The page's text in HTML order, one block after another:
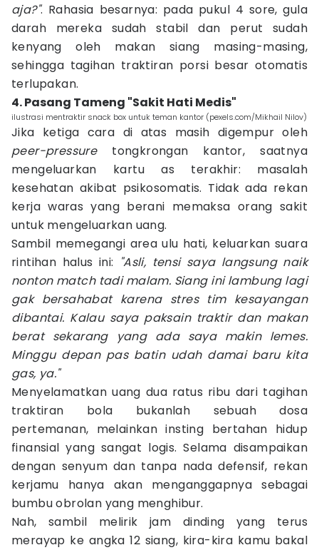
aja?". Rahasia besarnya: pada pukul 4 sore, gula
darah mereka sudah stabil dan perut sudah
kenyang oleh makan siang masing-masing,
sehingga tagihan traktiran porsi besar otomatis
terlupakan.
4. Pasang Tameng "Sakit Hati Medis"
ilustrasi mentraktir snack box untuk teman kantor (pexels.com/Mikhail Nilov)
Jika ketiga cara di atas masih digempur oleh
peer-pressuretongkrongan kantor, saatnya
mengeluarkan kartu as terakhir: masalah
kesehatan akibat psikosomatis. Tidak ada rekan
kerja waras yang berani memaksa orang sakit
untuk mengeluarkan uang.
Sambil memegangi area ulu hati, keluarkan suara
rintihan halus ini: "Asli, tensi saya langsung naik
nonton match tadi malam. Siang ini lambung lagi
gak bersahabat karena stres tim kesayangan
dibantai. Kalau saya paksain traktir dan makan
berat sekarang yang ada saya makin lemes.
Minggu depan pas batin udah damai baru kita
gas, ya."
Menyelamatkan uang dua ratus ribu dari tagihan
traktiran bola bukanlah sebuah dosa
pertemanan, melainkan insting bertahan hidup
finansial yang sangat logis. Selama disampaikan
dengan senyum dan tanpa nada defensif, rekan
kerjamu hanya akan menganggapnya sebagai
bumbu obrolan yang menghibur.
Nah, sambil melirik jam dinding yang terus
merayap ke angka 12 siang, kira-kira kamu bakal